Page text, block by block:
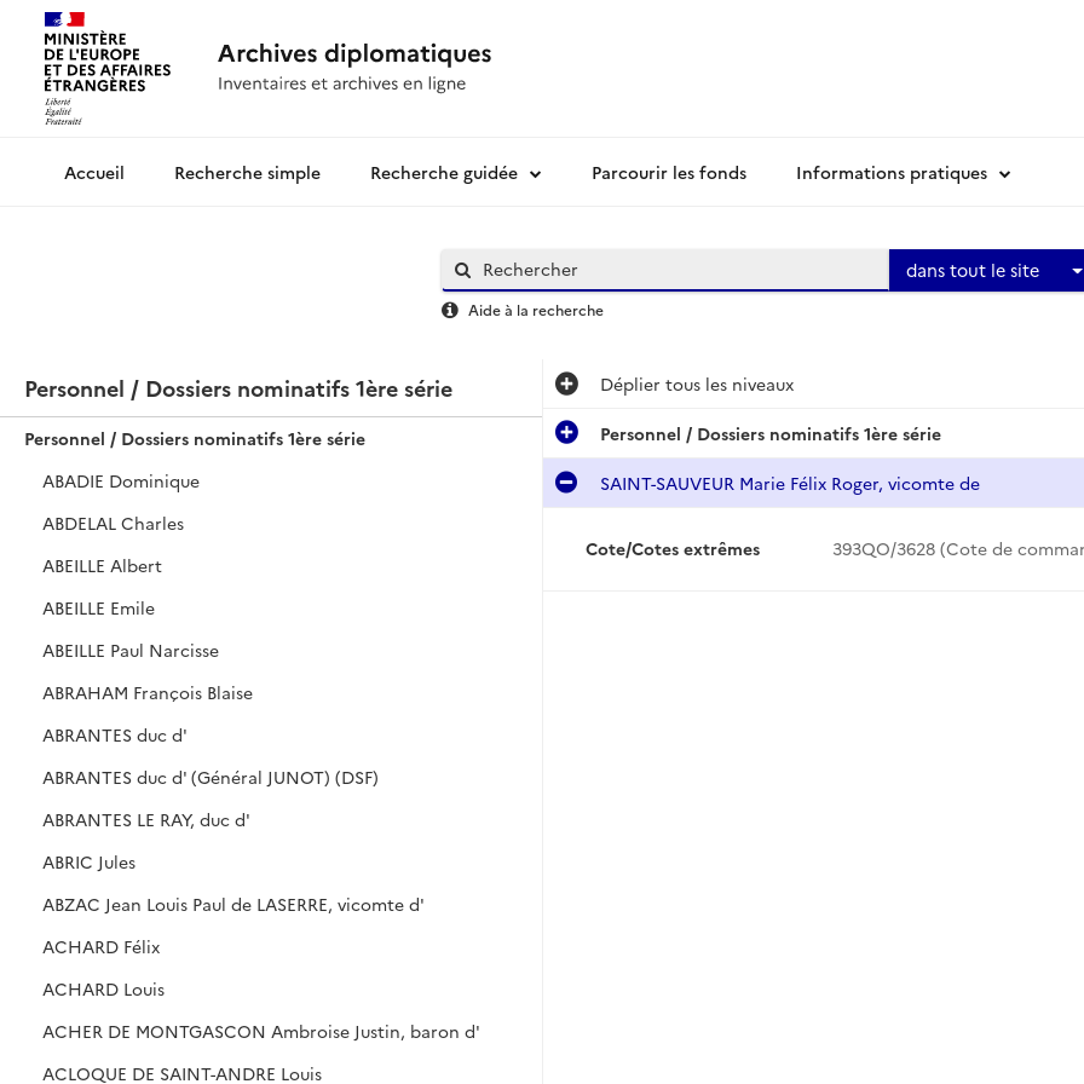
Archives diplomatiquesRecherche simple Recherche guidée Parcourir les fonds Informations pratiques
dans tout le site
Aide à la recherche
Personnel / Dossiers nominatifs 1ère série
Personnel / Dossiers nominatifs 1ère série
ABADIE Dominique
ABDELAL Charles
ABEILLE Albert
ABEILLE Emile
ABEILLE Paul Narcisse
ABRAHAM François Blaise
ABRANTES duc d'
ABRANTES duc d' (Général JUNOT) (DSF)
ABRANTES LE RAY, duc d'
ABRIC Jules
ABZAC Jean Louis Paul de LASERRE, vicomte d'
ACHARD Félix
ACHARD Louis
ACHER DE MONTGASCON Ambroise Justin, baron d'
ACLOQUE DE SAINT-ANDRE Louis
Déplier tous les niveaux
Personnel / Dossiers nominatifs 1ère série
SAINT-SAUVEUR Marie Félix Roger, vicomte de
Cote/Cotes extrêmes 393QO/3628 (Cote de